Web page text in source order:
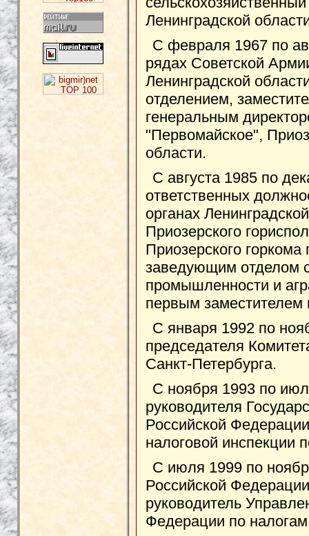
Ленинградской
С февраля 1967 по
рядах Советской
Ленинградской
отделением,
генеральным
"Первомайское",
области.
С августа 1985 по
ответственных
органах
Приозерского
Приозерского
заведующим отделом
промышленности и
первым заместителем
С января 1992 по
председателя
Санкт-Петербурга.
С ноября 1993 по
руководителя
Российской
налоговой инспекции
С июля 1999 по
Российской
руководитель
Федерации по